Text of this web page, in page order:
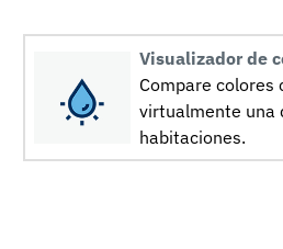
Visualizador de
Compare colores
virtualmente una
habitaciones.